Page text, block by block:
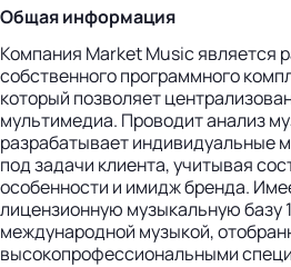
Общая информация
Компания Market Music является
собственного программного
который позволяет
мультимедиа. Проводит анализ
разрабатывает индивидуальные
под задачи клиента, учитывая
особенности и имидж бренда.
лицензионную музыкальную базу
международной музыкой,
высокопрофессиональными